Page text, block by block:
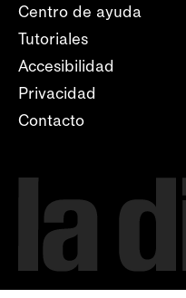
Centro de ayuda
Tutoriales
Accesibilidad
Privacidad
Contacto